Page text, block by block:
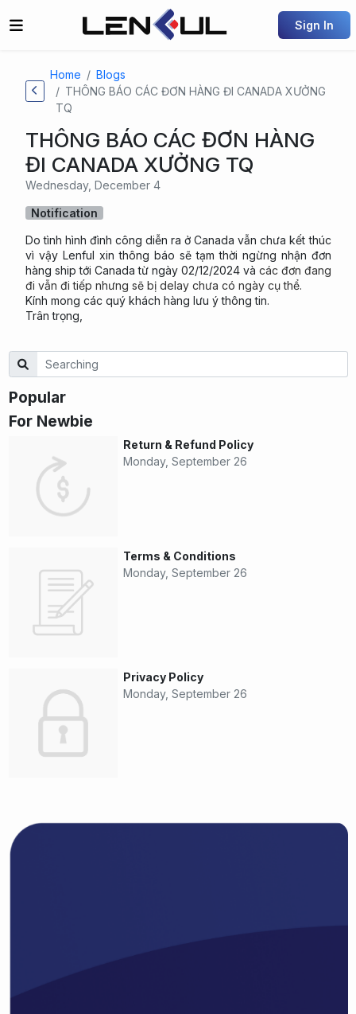
Sign In
Home
Blogs
THÔNG BÁO CÁC ĐƠN HÀNG ĐI CANADA XƯỞNG
TQ
THÔNG BÁO CÁC ĐƠN HÀNG
ĐI CANADA XƯỞNG TQ
Wednesday, December 4
Notification
Do tình hình đình công diễn ra ở Canada vẫn chưa kết thúc
vì vậy Lenful xin thông báo sẽ tạm thời ngừng nhận đơn
hàng ship tới Canada từ ngày 02/12/2024 và các đơn đang
đi vẫn đi tiếp nhưng sẽ bị delay chưa có ngày cụ thể.
Kính mong các quý khách hàng lưu ý thông tin.
Trân trọng,
Popular
For Newbie
Return & Refund Policy
Monday, September 26
Terms & Conditions
Monday, September 26
Privacy Policy
Monday, September 26